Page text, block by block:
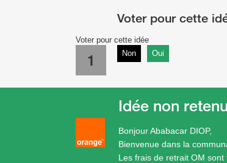
Voter pour cette idée
1 Non Oui
Bonjour Ababacar DIOP,
Bienvenue dans la
Les frais de retrait OM
Idée non